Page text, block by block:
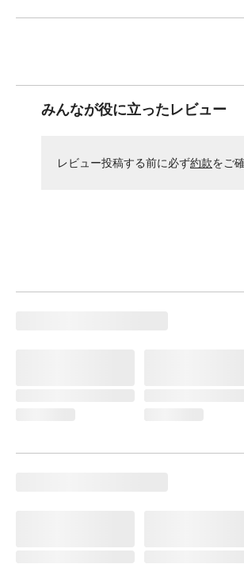
みんなが役に立ったレビュー
レビュー投稿する前に必ず約款をご